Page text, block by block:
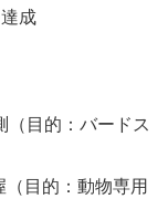
成
目的： バードス
（目的：動物専用